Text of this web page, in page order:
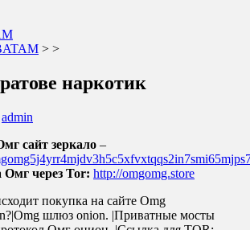
> >
наркотик
admin
сайт зеркало –
через Tor: http://omgomg.store
покупка на сайте Omg
шлюз onion. |Приватные мосты